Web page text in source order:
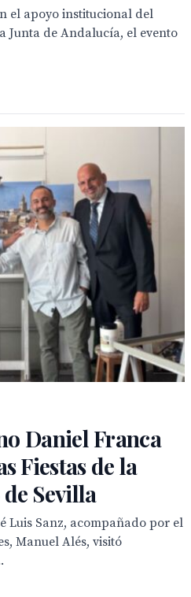
el apoyo institucional del
Junta de Andalucía, el evento
Daniel Franca
Fiestas de la
Sevilla
Luis Sanz, acompañado por el
Manuel Alés, visitó